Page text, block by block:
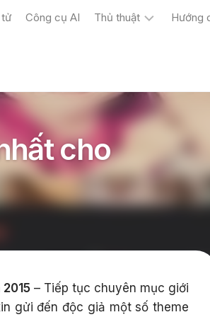
tử Công cụ AI Thủ thuật
Điện
thoại
Hướng
cho
– Tiếp tục chuyên mục giới
gửi đến độc giả một số theme